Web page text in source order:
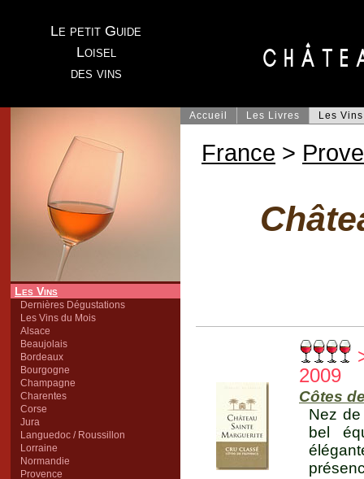
Le petit Guide
Loisel
des vins
Les Vins
Dernières Dégustations
Les Vins du Mois
Alsace
Beaujolais
Bordeaux
Bourgogne
Champagne
Charentes
Corse
Jura
Languedoc / Roussillon
Lorraine
Normandie
Provence
Accueil Les Livres Les Vins
France >
2009
Côtes
Nez
bel